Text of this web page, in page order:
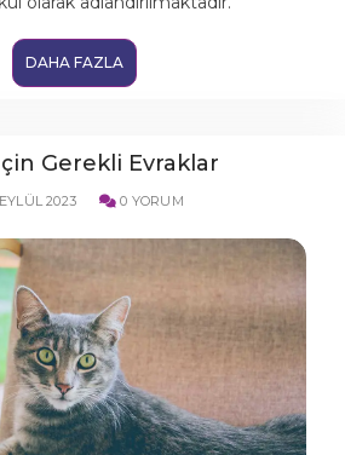
DAHA FAZLA
Gerekli Evraklar
2023 0 YORUM